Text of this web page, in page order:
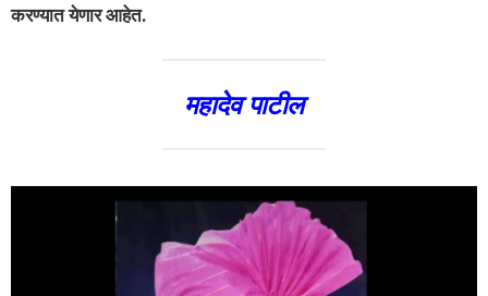
करण्यात येणार आहेत.
महादेव पाटील